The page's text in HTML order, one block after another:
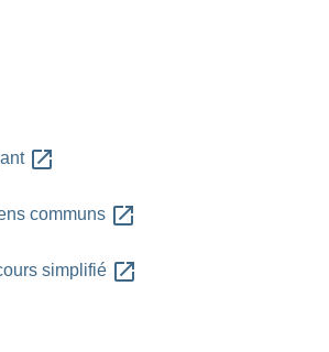
open_in_new
communs open_in_new
simplifié open_in_new